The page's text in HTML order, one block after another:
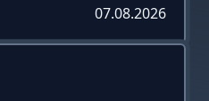
07.08.2026